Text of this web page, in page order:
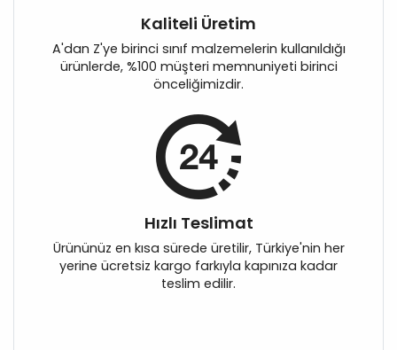
Kaliteli Üretim
A'dan Z'ye birinci sınıf malzemelerin kullanıldığı
ürünlerde, %100 müşteri memnuniyeti birinci
önceliğimizdir.
Hızlı Teslimat
Ürününüz en kısa sürede üretilir, Türkiye'nin her
yerine ücretsiz kargo farkıyla kapınıza kadar
teslim edilir.